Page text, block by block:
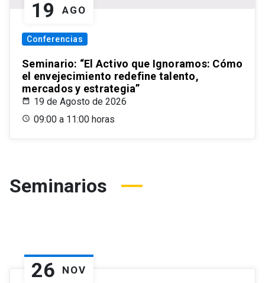
19 AGO
Conferencias
Seminario: “El Activo que Ignoramos: Cómo
el envejecimiento redefine talento,
mercados y estrategia”
19 de Agosto de 2026
09:00 a 11:00 horas
Seminarios
26 NOV